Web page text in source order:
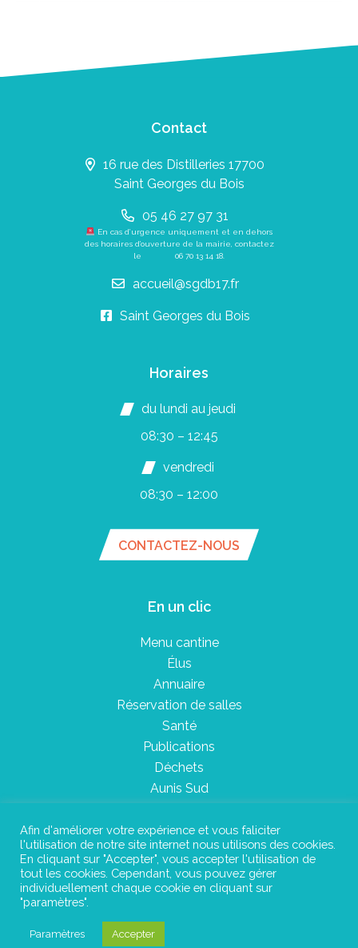
Contact
16 rue des Distilleries 17700
Saint Georges du Bois
05 46 27 97 31
En cas d’urgence uniquement et en dehors
des horaires d’ouverture de la mairie, contactez
le 06 70 13 14 18
accueil@sgdb17.fr
Saint Georges du Bois
Horaires
du lundi au jeudi
08:30 – 12:45
vendredi
08:30 – 12:00
CONTACTEZ-NOUS
En un clic
Menu cantine
Élus
Annuaire
Réservation de salles
Santé
Publications
Déchets
Aunis Sud
Plan du site
Mentions légales
©Instant Urbain
Afin d'améliorer votre expérience et vous faliciter
l'utilisation de notre site internet nous utilisons des cookies.
En cliquant sur "Accepter", vous accepter l'utilisation de
tout les cookies. Cependant, vous pouvez gérer
individuellement chaque cookie en cliquant sur
"paramètres".
Paramètres Accepter